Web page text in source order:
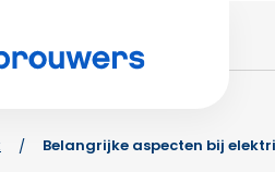
/ Belangrijke aspecten bij